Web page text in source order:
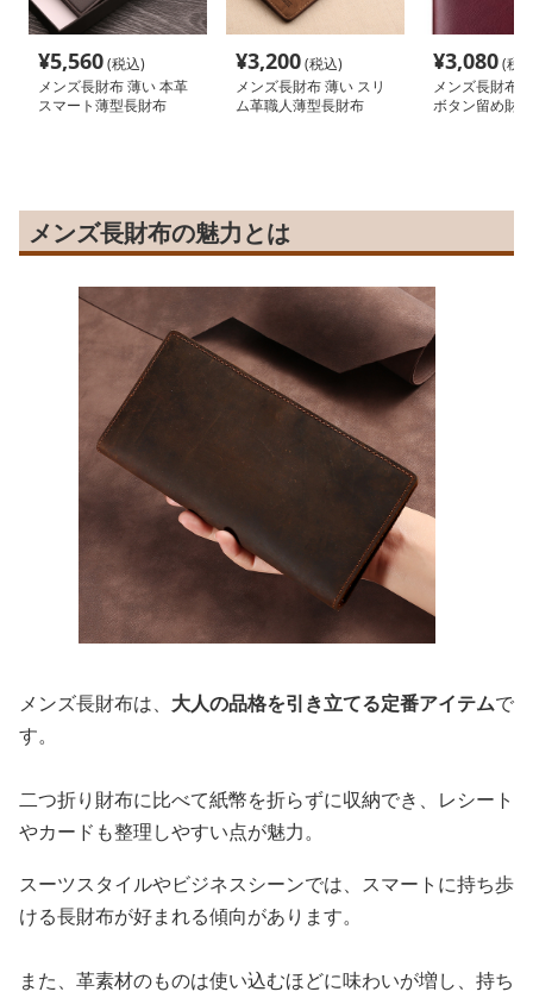
¥5,560(税込)
メンズ長財布 薄い 本革
スマート薄型長財布
¥3,200(税込)
メンズ長財布 薄い スリ
ム革職人薄型長財布
¥3,080(税
メンズ長財布
ボタン留め財布
メンズ長財布の魅力とは
メンズ長財布は、 大人の品格を引き立てる定番アイテムで
す。
二つ折り財布に比べて紙幣を折らずに収納でき、レシート
やカードも整理しやすい点が魅力。
スーツスタイルやビジネスシーンでは、スマートに持ち歩
ける長財布が好まれる傾向があります。
また、革素材のものは使い込むほどに味わいが増し、持ち